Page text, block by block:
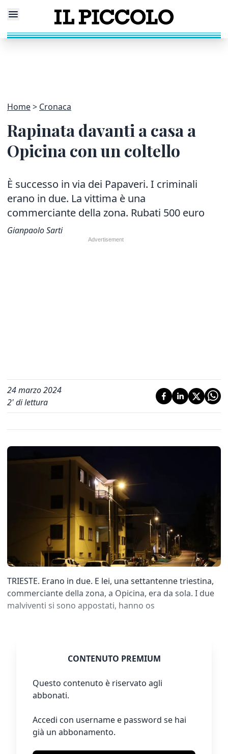
Home Cronaca
Rapinata davanti a casa a
Opicina con un coltello
È successo in via dei Papaveri. I criminali
erano in due. La vittima è una
commerciante della zona. Rubati 500 euro
Gianpaolo Sarti
24 marzo 2024
2' di lettura
TRIESTE. Erano in due. E lei, una settantenne triestina,
commerciante della zona, a Opicina, era da sola. I due
malviventi si sono appostati, hanno os
CONTENUTO PREMIUM
Questo contenuto è riservato agli
abbonati.
Accedi con username e password se hai
già un abbonamento.